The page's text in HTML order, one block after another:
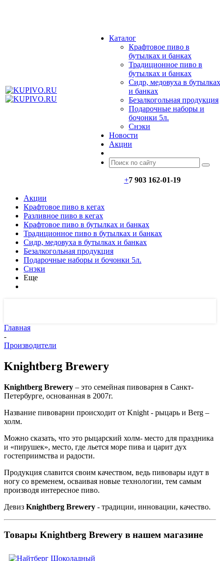
Каталог
Крафтовое пиво в
бутылках и банках
Традиционное пиво в
бутылках и банках
Сидр, медовуха в бутылках
и банках
Безалкогольная продукция
Подарочные наборы и
бочонки 5л.
Снэки
Новости
Акции
+7 903 162-01-19
Акции
Крафтовое пиво в кегах
Разливное пиво в кегах
Крафтовое пиво в бутылках и банках
Традиционное пиво в бутылках и банках
Сидр, медовуха в бутылках и банках
Безалкогольная продукция
Подарочные наборы и бочонки 5л.
Снэки
Еще
Главная
-
Производители
Knightberg Brewery
Knightberg Brewery – это семейная пивоварня в Санкт-
Петербурге, основанная в 2007г.
Название пивоварни происходит от Knight - рыцарь и Berg –
холм.
Можно сказать, что это рыцарский холм- место для праздника
и «пирушек», место, где льется море пива и царит дух
гостеприимства и радости.
Продукция славится своим качеством, ведь пивовары идут в
ногу со временем, осваивая новые технологии, тем самым
производя интересное пиво.
Девиз Knightberg Brewery - традиции, инновации, качество.
Товары Knightberg Brewery в нашем магазине